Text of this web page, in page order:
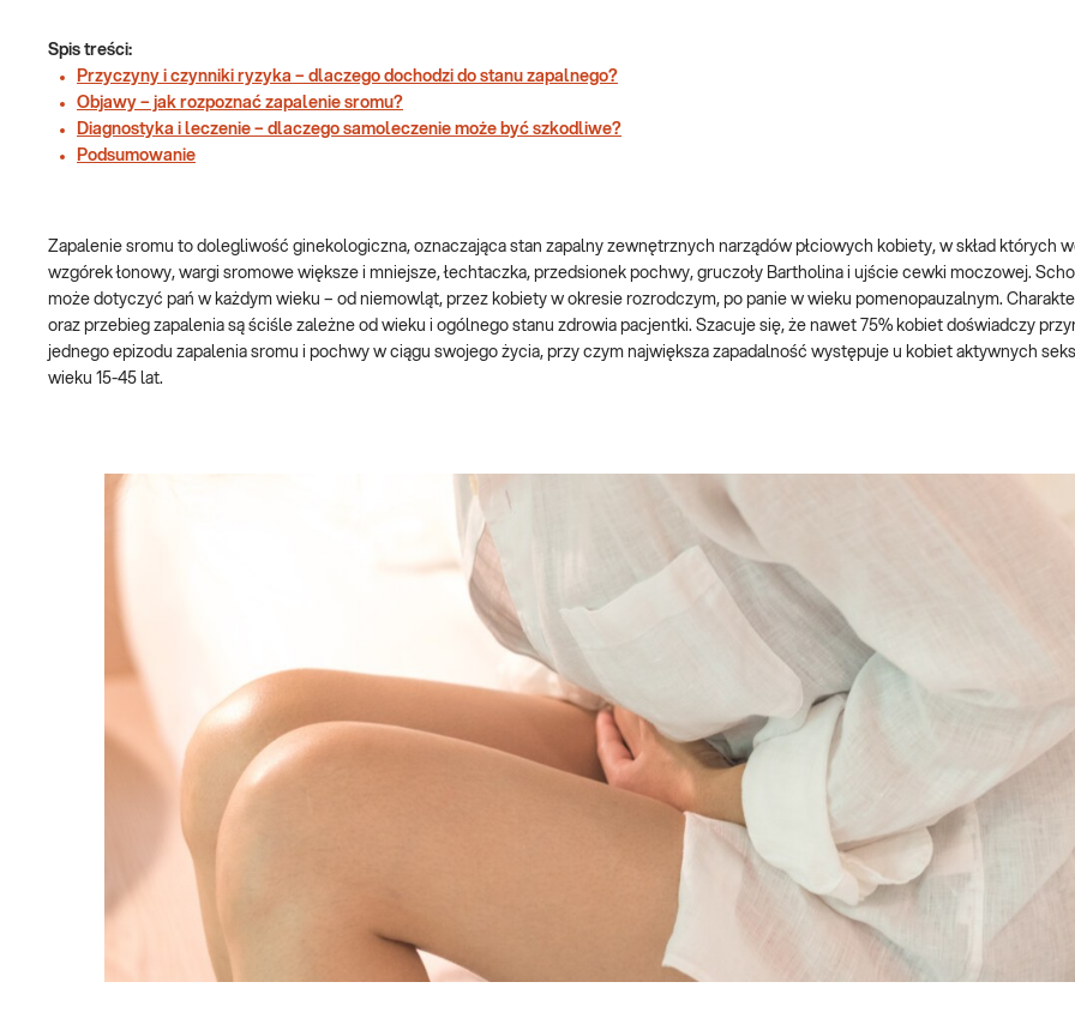
Spis treści:
Przyczyny i czynniki ryzyka – dlaczego dochodzi do stanu zapalnego?
Objawy – jak rozpoznać zapalenie sromu?
Diagnostyka i leczenie – dlaczego samoleczenie może być szkodliwe?
Podsumowanie
Zapalenie sromu to dolegliwość ginekologiczna, oznaczająca stan zapalny zewnętrznych narządów płciowych kobiety, w skład których
wzgórek łonowy, wargi sromowe większe i mniejsze, łechtaczka, przedsionek pochwy, gruczoły Bartholina i ujście cewki moczowej.
może dotyczyć pań w każdym wieku – od niemowląt, przez kobiety w okresie rozrodczym, po panie w wieku pomenopauzalnym.
oraz przebieg zapalenia są ściśle zależne od wieku i ogólnego stanu zdrowia pacjentki. Szacuje się, że nawet 75% kobiet doświadczy
jednego epizodu zapalenia sromu i pochwy w ciągu swojego życia, przy czym największa zapadalność występuje u kobiet aktywnych
wieku 15-45 lat.